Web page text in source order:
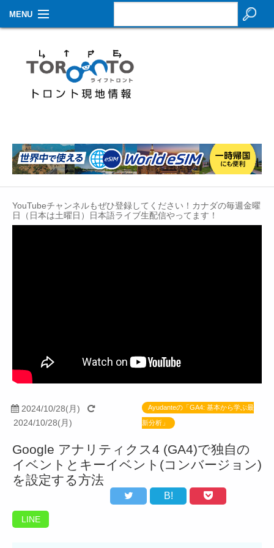
MENU
生活情報
その他
イベントカレンダー
Contact
YouTubeチャンネルもぜひ登録してください！カナダの毎週金曜
日（日本は土曜日）日本語ライブ生配信やってます！
2024/10/28(月)
2024/10/28(月)
Ayudanteの「GA4: 基本から学ぶ最
新分析」
Google アナリティクス4 (GA4)で独自の
イベントとキーイベント(コンバージョン)
を設定する方法
B!
LINE